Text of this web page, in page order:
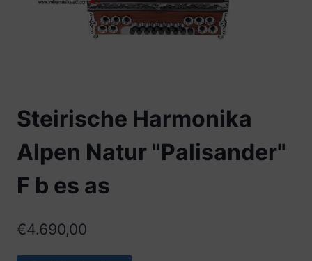
Steirische Harmonika
Alpen Natur "Palisander"
F b es as
€4.690,00